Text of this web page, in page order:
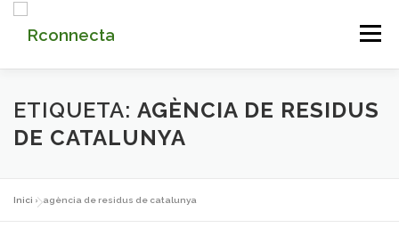
Vés
contingut
Menú
INICI QUI SOM SERVEIS NOTICIES
ETIQUETA: AGÈNCIA DE RESIDUS
DE CATALUNYA
Inici »agència de residus de catalunya